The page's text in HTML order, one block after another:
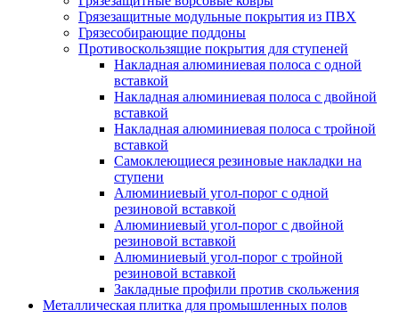
Грязезащитные модульные покрытия из ПВХ
Грязесобирающие поддоны
Противоскользящие покрытия для ступеней
Накладная алюминиевая полоса с одной
вставкой
Накладная алюминиевая полоса с двойной
вставкой
Накладная алюминиевая полоса с тройной
вставкой
Самоклеющиеся резиновые накладки на
ступени
Алюминиевый угол-порог с одной
резиновой вставкой
Алюминиевый угол-порог с двойной
резиновой вставкой
Алюминиевый угол-порог с тройной
резиновой вставкой
Закладные профили против скольжения
Металлическая плитка для промышленных полов